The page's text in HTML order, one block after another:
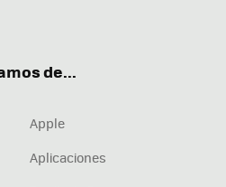
de...
Apple
Aplicaciones